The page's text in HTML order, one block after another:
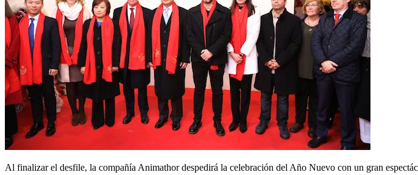
Al finalizar el desfile, la compañía Animathor despedirá la celebración del Año Nuevo con un gran